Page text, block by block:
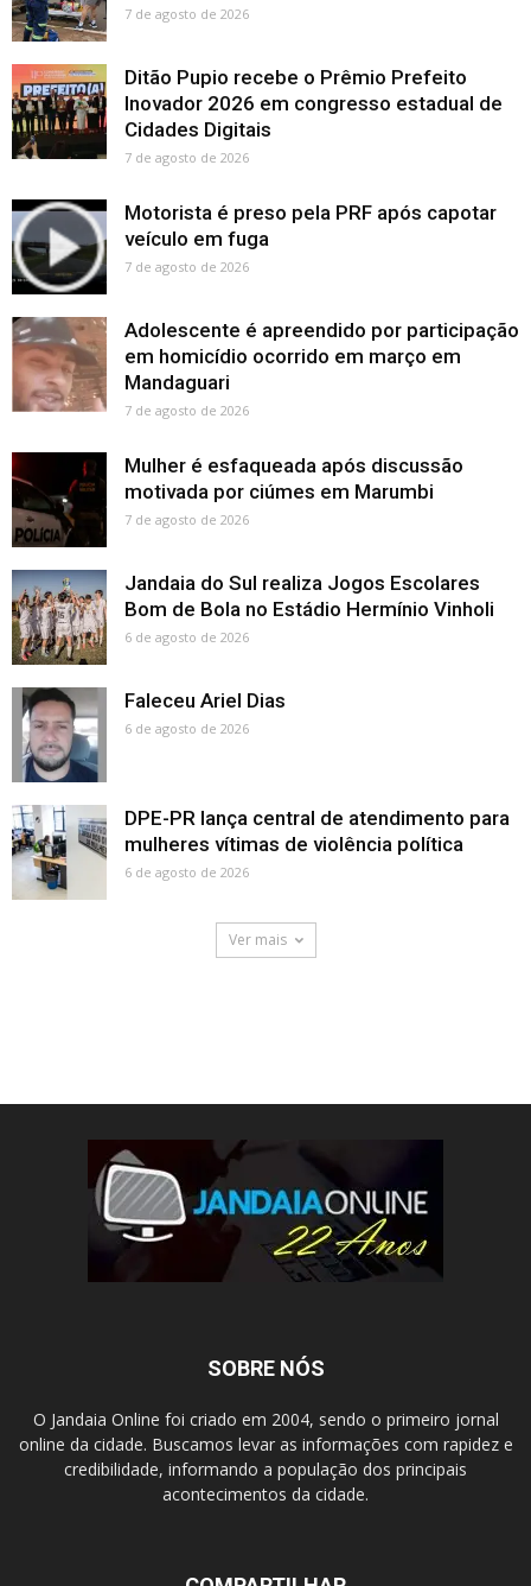
7 de agosto de 2026
Ditão Pupio recebe o Prêmio Prefeito
Inovador 2026 em congresso estadual de
Cidades Digitais
7 de agosto de 2026
Motorista é preso pela PRF após capotar
veículo em fuga
7 de agosto de 2026
Adolescente é apreendido por participação
em homicídio ocorrido em março em
Mandaguari
7 de agosto de 2026
Mulher é esfaqueada após discussão
motivada por ciúmes em Marumbi
7 de agosto de 2026
Jandaia do Sul realiza Jogos Escolares
Bom de Bola no Estádio Hermínio Vinholi
6 de agosto de 2026
Faleceu Ariel Dias
6 de agosto de 2026
DPE-PR lança central de atendimento para
mulheres vítimas de violência política
6 de agosto de 2026
Ver mais
SOBRE NÓS
O Jandaia Online foi criado em 2004, sendo o primeiro jornal
online da cidade. Buscamos levar as informações com rapidez e
credibilidade, informando a população dos principais
acontecimentos da cidade.